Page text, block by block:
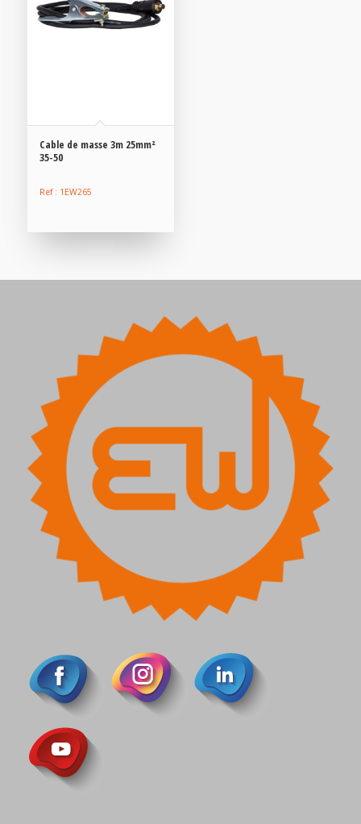
Cable de masse 3m 25mm²
35-50
Ref : 1EW265